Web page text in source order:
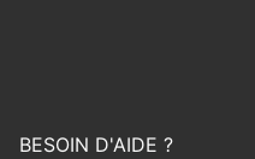
BESOIN D'AIDE ?